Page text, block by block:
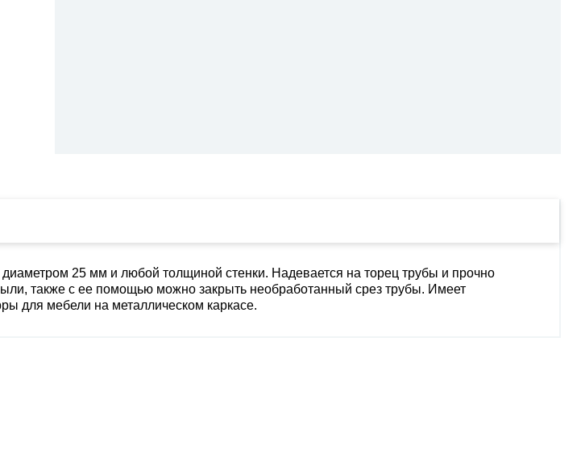
25 мм и любой толщиной стенки. Надевается на торец трубы и прочно
также с ее помощью можно закрыть необработанный срез трубы. Имеет
для мебели на металлическом каркасе.